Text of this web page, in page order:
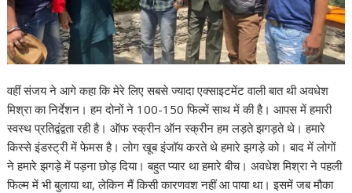
वहीं संजय ने आगे कहा कि मेरे लिए सबसे ज्‍यादा एक्‍साइटमेंट वाली बात थी अवधेश
मिश्रा का निर्देशन। हम दोनों ने 100-150 फिल्‍में साथ में की है। आपस में हमारी
स्‍वस्‍थ प्रतिद्वंद्वता रही है। ऑफ स्‍क्रीन ऑन स्‍क्रीन हम लड़ते झगड़ते थे। हमारे
किस्‍से इंडस्‍ट्री में फेमस है। लोग खूब इंजॉय करते थे हमारे झगड़े को। बाद में लोगों
ने हमारे झगड़े में पड़ना छोड़ दिया। बहुत प्‍यार था हमारे बीच। अवधेश मिश्रा ने पहली
फिल्‍म में भी बुलाया था, लेकिन मैं किसी कारणवश नहीं आ पाया था। इसमें जब मौका